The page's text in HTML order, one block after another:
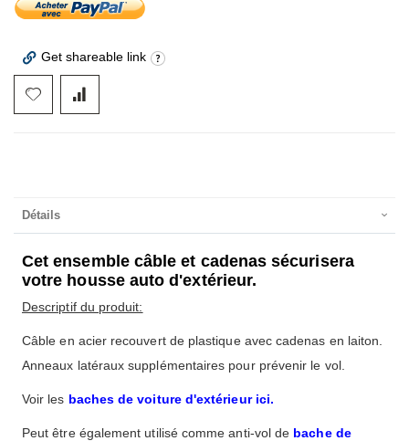
Get shareable link
Détails
Cet ensemble câble et cadenas sécurisera
votre housse auto d'extérieur.
Descriptif du produit:
Câble en acier recouvert de plastique avec cadenas en laiton.
Anneaux latéraux supplémentaires pour prévenir le vol.
Voir les baches de voiture d'extérieur ici.
Peut être également utilisé comme anti-vol de bache de